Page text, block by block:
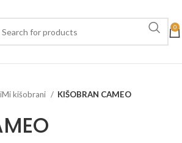
0
kišobrani KIŠOBRAN CAMEO